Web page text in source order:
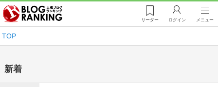
リーダー ログイン メニュー
TOP
新着